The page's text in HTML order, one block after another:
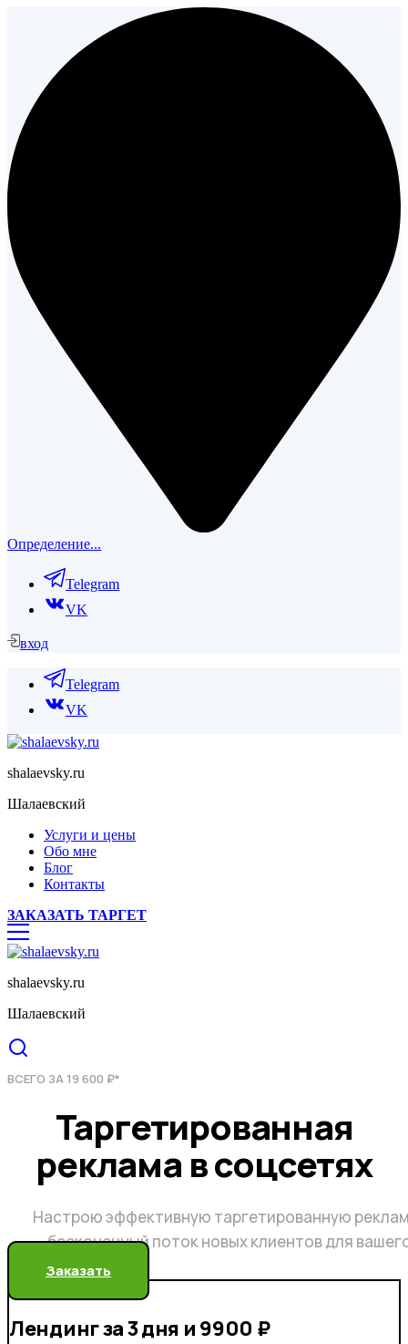
Определение...
Telegram
VK
вход
Telegram
VK
shalaevsky.ru
Шалаевский
Услуги и цены
Обо мне
Блог
Контакты
ЗАКАЗАТЬ ТАРГЕТ
shalaevsky.ru
Шалаевский
ВСЕГО ЗА 19 600 ₽*
Таргетированная
реклама в соцсетях
Настрою эффективную таргетированную
бесконечный поток новых клиентов для
Заказать
Лендинг за 3 дня и 9900 ₽